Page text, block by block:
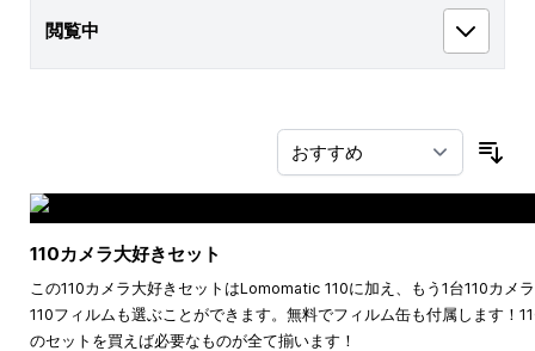
閲覧中
110カメラ大好きセット
この110カメラ大好きセットはLomomatic 110に加え、もう1台110カメ
110フィルムも選ぶことができます。無料でフィルム缶も付属します！
のセットを買えば必要なものが全て揃います！